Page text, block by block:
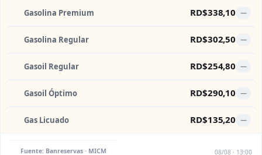
Gasolina Premium RD$338,10 —
Gasolina Regular RD$302,50 —
Gasoil Regular RD$254,80 —
Gasoil Óptimo RD$290,10 —
Gas Licuado RD$135,20 —
Fuente: Banreservas · MICM 08/08 · 13:00